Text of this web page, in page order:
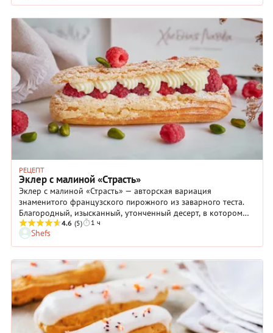
хорошей пошаговой инструкции. Наш рецепт — именно
такой: точный и подробный. Дополнительно дадим еще
несколько полезных советов. Муку для эклеров лучше брать
особую — с повышенным содержанием белка — от 13%. С
ней больше шансов, что ваши заварные пирожные не
потрескаются при выпекании. Отсаженные заготовки, если
есть возможность, лучше подморозить перед выпечкой и
ставить в духовку в замороженном виде — тогда они
поднимутся более равномерно. Чтобы эклеры не опали
после выпечки, крайне важно их хорошо пропечь, до очень
интенсивной золотистой корочки: они должны стать
держащими форму «коробочками» для крема.
РЕЦЕПТ
Эклер с малиной «Страсть»
Эклер с малиной «Страсть» — авторская вариация
знаменитого французского пирожного из заварного теста.
Благородный, изысканный, утонченный десерт, в котором
удивительно гармонично сочетаются самые разные
текстуры: шелковистость английского сливочного крема на
белом шоколаде, гладкость кисло-сладкого ягодного желе и
дерзкая хрусткость кракелюра. Чтобы сделать такое блюдо в
домашних условиях, придется потрудиться: заварное тесто
само по себе не простое, чутко реагирующее на любые
отступления от технологии, да и компонентов в составе
десерта немало. Но, если вы решитесь и все сделаете в
соответствии с описанием, результат превзойдет ваши самые
смелые ожидания. Попробуйте приготовить эклер с
4.6 (5) 1 ч
Shefs